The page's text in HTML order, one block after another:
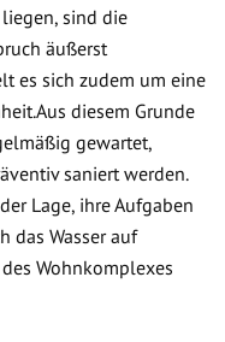
sind die
äußerst
es sich zudem um eine
diesem Grunde
gewartet,
saniert werden.
Lage, ihre Aufgaben
das Wasser auf
Wohnkomplexes